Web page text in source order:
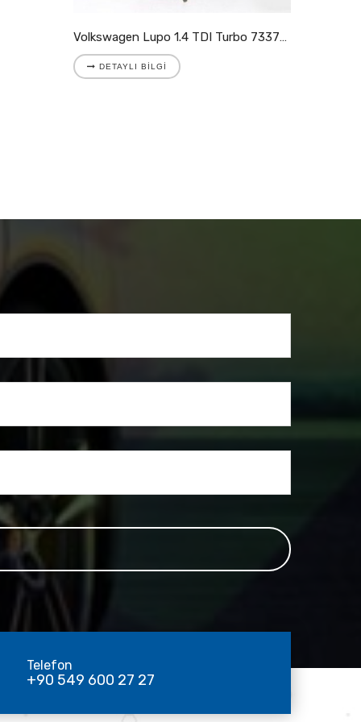
Volkswagen Lupo 1.4 TDI Turbo 733783-5008S
DETAYLI BILGI
Telefon
+90 549 600 27 27